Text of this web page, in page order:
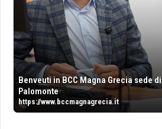
Benveuti in BCC Magna Grecia sede di
Palomonte
https://www.bccmagnagrecia.it